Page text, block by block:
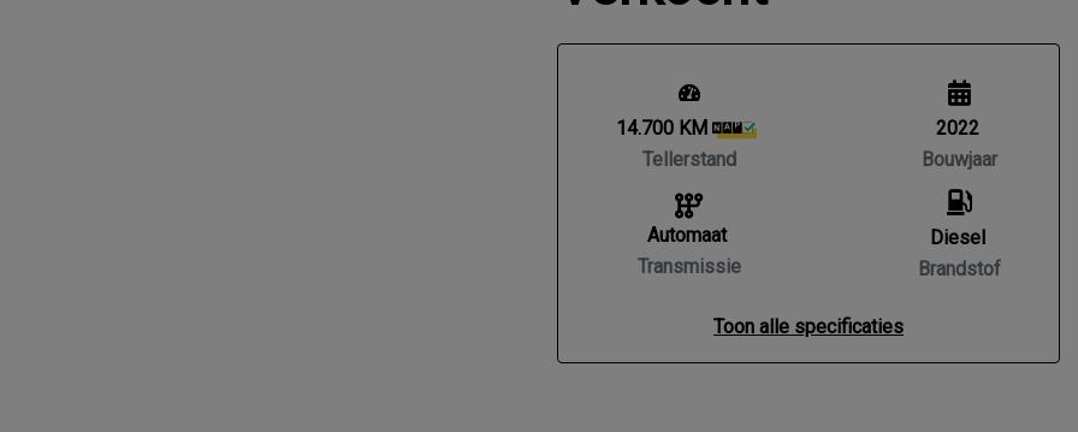
14.700 KM
Tellerstand
Automaat
Transmissie
2022
Bouwjaar
Diesel
Brandstof
Toon alle specificaties